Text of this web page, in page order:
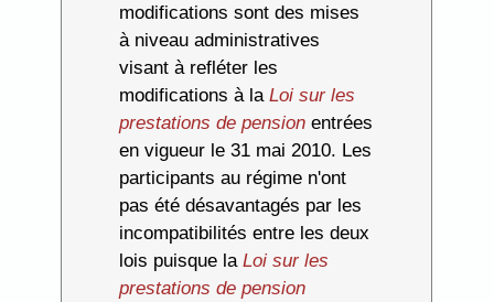
modifications sont des mises
à niveau administratives
visant à refléter les
modifications à laLoi sur les
prestations de pension entrées
en vigueur le 31 mai 2010. Les
participants au régime n'ont
pas été désavantagés par les
incompatibilités entre les deux
lois puisque laLoi sur les
prestations de pension